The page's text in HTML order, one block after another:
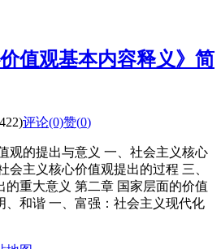
值观基本内容释义》简
评论(0)赞(0)
观的提出与意义 一、社会主义核心
会主义核心价值观提出的过程 三、
的重大意义 第二章 国家层面的价值
、和谐 一、富强：社会主义现代化